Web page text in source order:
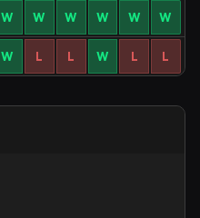
W W W W W W
W L L W L L